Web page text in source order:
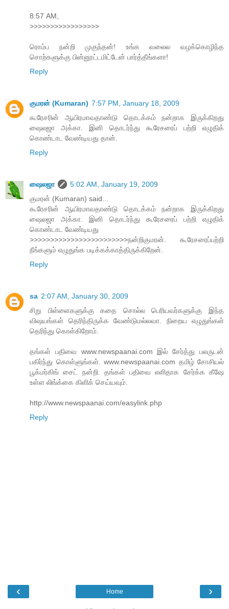
8:57 AM,
>>>>>>>>>>>>>>>>>
ரொம்ப நன்றி முகுந்தன்! உங்க வலைல வழக்கொழிந்த
சொற்களுக்கு பின்னூட்டமிட்டேன் பார்த்தீங்களா!
Reply
குமரன் (Kumaran) 7:57 PM, January 18, 2009
கூரேசரின் ஆயிரமாவதாண்டு தொடக்கம் நன்றாக இருக்கிறது
ஷைலஜா அக்கா. இனி தொடர்ந்து கூரேசரைப் பற்றி எழுதிக்
கொண்டாட வேண்டியது தான்.
Reply
ஷைலஜா
5:02 AM, January 19, 2009
குமரன் (Kumaran) said...
கூரேசரின் ஆயிரமாவதாண்டு தொடக்கம் நன்றாக இருக்கிறது
ஷைலஜா அக்கா. இனி தொடர்ந்து கூரேசரைப் பற்றி எழுதிக்
கொண்டாட வேண்டியது
>>>>>>>>>>>>>>>>>>>>>>>>நன்றிகுமரன். கூரேசரைப்பற்றி
நீங்களும் எழுதுங்க படிக்கக்காத்திருக்கிறேன்.
Reply
sa 2:07 AM, January 30, 2009
சிறு பிள்ளைகளுக்கு கதை சொல்ல பெரியவர்களுக்கு இந்த
விஷயங்கள் தெரிந்திருக்க வேண்டுமல்லவா. நிறைய எழுதுங்கள்
தெரிந்து கொள்கிறோம்.
தங்கள் பதிவை www.newspaanai.com இல் சேர்த்து பலருடன்
பகிர்ந்து கொள்ளுங்கள். www.newspaanai.com தமிழ் சோசியல்
பூக்மர்கிங் சைட் நன்றி. தங்கள் பதிவை எளிதாக சேர்க்க கீஷே
உள்ள லிங்க்கை கிளிக் செய்யவும்.
http://www.newspaanai.com/easylink.php
Reply
‹ ›
Home